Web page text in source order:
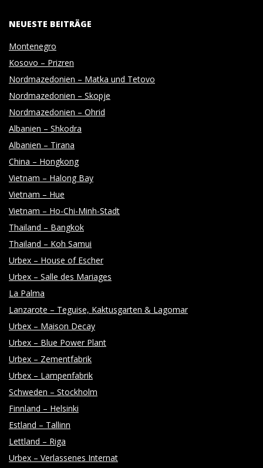
O
T
O
G
R
A
P
H
Y
NEUESTE BEITRÄGE
Montenegro
Kosovo – Prizren
Nordmazedonien – Matka und Tetovo
Nordmazedonien – Skopje
Nordmazedonien – Ohrid
Albanien – Shkodra
Albanien – Tirana
China – Hongkong
Vietnam – Halong Bay
Vietnam – Hue
Vietnam – Ho-Chi-Minh-Stadt
Thailand – Bangkok
Thailand – Koh Samui
Urbex – House of Escher
Urbex – Salle des Mariages
La Palma
Lanzarote – Teguise, Kaktusgarten & Lagomar
Urbex – Maison Decay
Urbex – Blue Power Plant
Urbex – Zementfabrik
Urbex – Lampenfabrik
Schweden – Stockholm
Finnland – Helsinki
Estland – Tallinn
Lettland – Riga
Urbex – Verlassenes Internat